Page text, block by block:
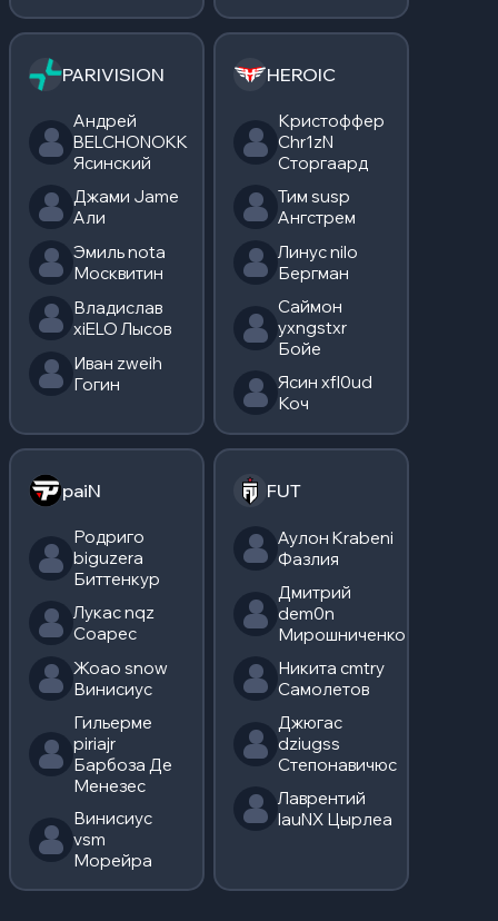
PARIVISION
Андрей
BELCHONOKK
Ясинский
Джами Jame
Али
Эмиль nota
Москвитин
Владислав
xiELO Лысов
Иван zweih
Гогин
HEROIC
Кристоффер
Chr1zN
Сторгаард
Тим susp
Ангстрем
Линус nilo
Бергман
Саймон
yxngstxr
Бойе
Ясин xfl0ud
Коч
paiN
Родриго
biguzera
Биттенкур
Лукас nqz
Соарес
Жоао snow
Винисиус
Гильерме
piriajr
Барбоза Де
Менезес
Винисиус
vsm
Морейра
FUT
Аулон Krabeni
Фазлия
Дмитрий
dem0n
Мирошниченко
Никита cmtry
Самолетов
Джюгас
dziugss
Степонавичюс
Лаврентий
lauNX Цырлеа